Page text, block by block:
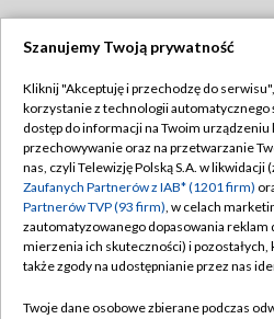
TVP
Abonament TVP
Emisja w TVP
Centrum informacji TVP
Naziemna Telewizja Cyfrowa
Polityka
Moje
Szanujemy Twoją prywatność
Kliknij "Akceptuję i przechodzę do
korzystanie z technologii automatycznego
dostęp do informacji na Twoim urządzeniu
przechowywanie oraz na przetwarzanie
nas, czyli Telewizję Polską S.A. w likwidacji
Zaufanych Partnerów z IAB* (1201 firm)
Partnerów TVP (93 firm), w celach
zautomatyzowanego dopasowania reklam
mierzenia ich skuteczności) i
także zgody na udostępnianie przez nas
Twoje dane osobowe zbierane podczas